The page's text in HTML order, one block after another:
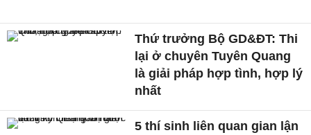
Thứ trưởng Bộ GD&ĐT: Thi
lại ở chuyên Tuyên Quang
là giải pháp hợp tình, hợp lý
nhất
5 thí sinh liên quan gian lận